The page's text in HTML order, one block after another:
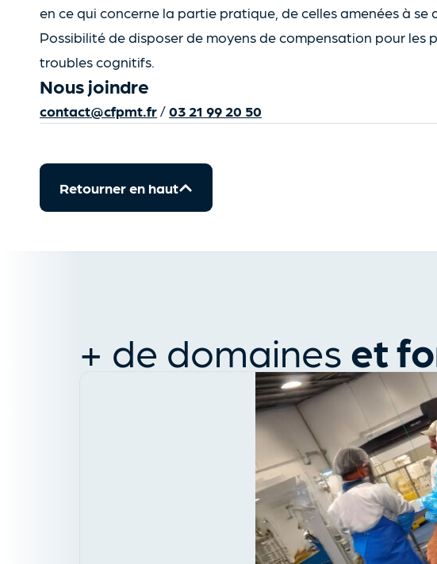
en ce qui concerne la partie pratique, de celles amenées à se
Possibilité de disposer de moyens de compensation pour les
troubles cognitifs.
Nous joindre
contact@cfpmt.fr/03 21 99 20 50
Retourner en haut
+ de domaines et